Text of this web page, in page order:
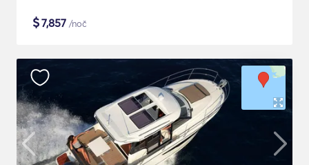
$7,857 /noč